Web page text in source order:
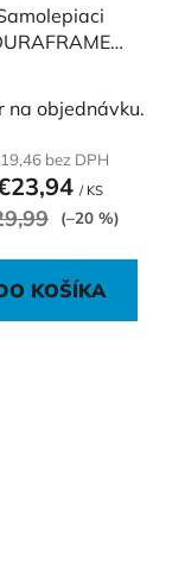
na objednávku.
bez DPH
/ KS
(–20 %)
KOŠÍKA